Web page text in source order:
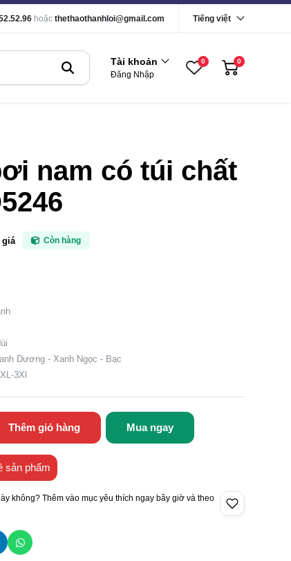
hoặc thethaothanhloi@gmail.com Tiếng việt
Tài khoản
Đăng Nhập
0 0
nam có túi chất
giá Còn hàng
Dương - Xanh Ngọc - Bạc
3Xl
Thêm giỏ hàng Mua ngay
sản phẩm
không? Thêm vào mục yêu thích ngay bây giờ và theo